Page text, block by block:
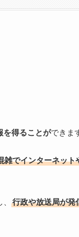
を得ることができま
雑でインターネッ
行政や放送局が発